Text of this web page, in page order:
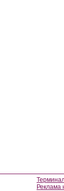
Реклама